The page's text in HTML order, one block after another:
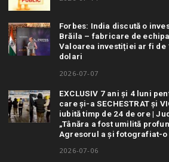
Forbes: India discută o
Brăila – fabricare de
Valoarea investiției ar fi de
dolari
2026-07-07
EXCLUSIV 7 ani și 4 luni
care și-a SECHESTRAT și
iubită timp de 24 de ore |
„Tânăra a fost umilită
Agresorul a și fotografiat-o
2026-07-06